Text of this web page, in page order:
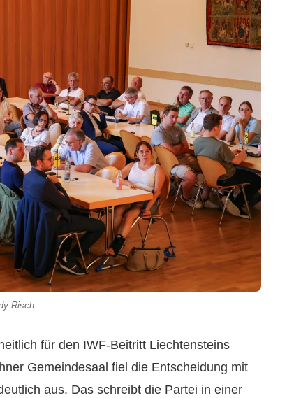
Risch.
für den IWF-Beitritt Liechtensteins
Gemeindesaal fiel die Entscheidung mit
aus. Das schreibt die Partei in einer